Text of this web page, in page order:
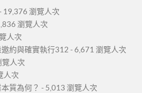
19,376 瀏覽人次
瀏覽人次
人次
約與確實執行312 - 6,671 瀏覽人次
覽人次
人次
質為何？ - 5,013 瀏覽人次